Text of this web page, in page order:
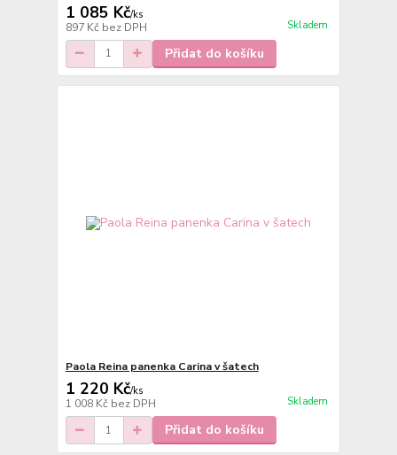
1 085 Kč/ks
897 Kč bez DPH Skladem
Přidat do košíku
Paola Reina panenka Carina v šatech
1 220 Kč/ks
1 008 Kč bez DPH Skladem
Přidat do košíku